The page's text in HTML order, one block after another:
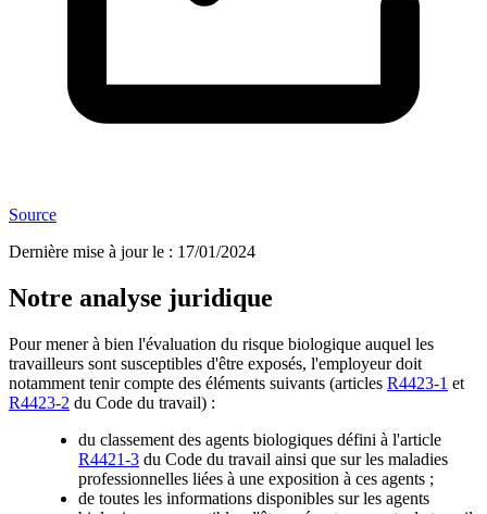
Source
Dernière mise à jour le : 17/01/2024
Notre analyse juridique
Pour mener à bien l'évaluation du risque biologique auquel les
travailleurs sont susceptibles d'être exposés, l'employeur doit
notamment tenir compte des éléments suivants (articles R4423-1 et
R4423-2 du Code du travail) :
du classement des agents biologiques défini à l'article
R4421-3 du Code du travail ainsi que sur les maladies
professionnelles liées à une exposition à ces agents ;
de toutes les informations disponibles sur les agents